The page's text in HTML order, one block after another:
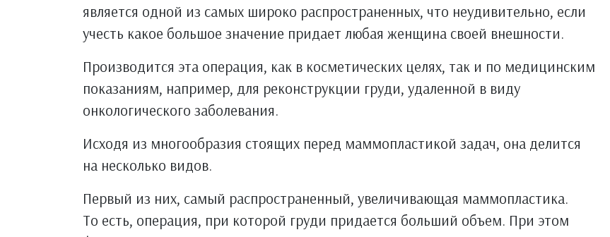
является одной из самых широко распространенных, что неудивительно, если
учесть какое большое значение придает любая женщина своей внешности.
Производится эта операция, как в косметических целях, так и по медицинским
показаниям, например, для реконструкции груди, удаленной в виду
онкологического заболевания.
Исходя из многообразия стоящих перед маммопластикой задач, она делится
на несколько видов.
Первый из них, самый распространенный, увеличивающая маммопластика.
То есть, операция, при которой груди придается больший объем. При этом